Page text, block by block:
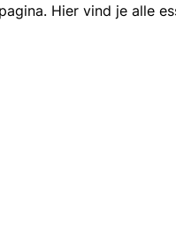
Hier vind je alle